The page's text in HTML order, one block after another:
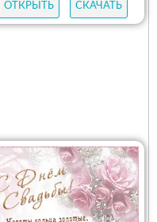
ОТКРЫТЬ СКАЧАТЬ